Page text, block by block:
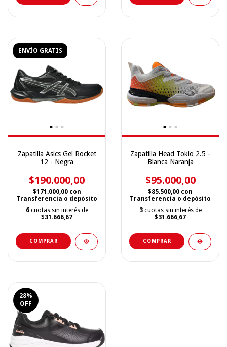
ENVÍO GRATIS
Zapatilla Asics Gel Rocket
12 - Negra
$190.000,00
$171.000,00 con
Transferencia o depósito
6 cuotas sin interés de
$31.666,67
COMPRAR
Zapatilla Head Tokio 2.5 -
Blanca Naranja
$95.000,00
$85.500,00 con
Transferencia o depósito
3 cuotas sin interés de
$31.666,67
COMPRAR
28%
OFF